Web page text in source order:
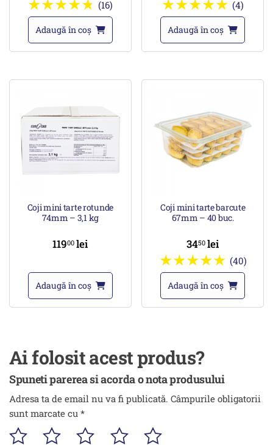
(16)
Adaugă în coș
(4)
Adaugă în coș
Coji mini tarte rotunde
74mm – 3,1 kg
11900lei
Adaugă în coș
Coji mini tarte barcute
67mm – 40 buc.
3450lei
(40)
Adaugă în coș
Ai folosit acest produs?
Spuneti parerea si acorda o nota produsului
Adresa ta de email nu va fi publicată. Câmpurile obligatorii
sunt marcate cu *